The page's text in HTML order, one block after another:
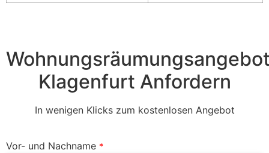
Klagenfurt Anfordern
In wenigen Klicks zum kostenlosen Angebot
Vor- und Nachname *